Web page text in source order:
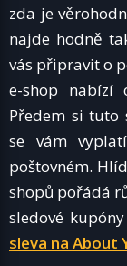
zda je
najde hodně
vás připravit o
e-shop nabízí
Předem si tuto
se vám
poštovném.
shopů pořádá
sledové
sleva na About